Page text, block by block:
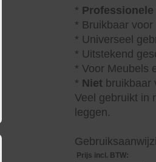
* Professionele
* Bruikbaar
* Universeel
* Uitstekend
* Voor Meubels
* Niet bruikbaar
Veel gebruikt in
leggen.
Prijs incl. BTW: